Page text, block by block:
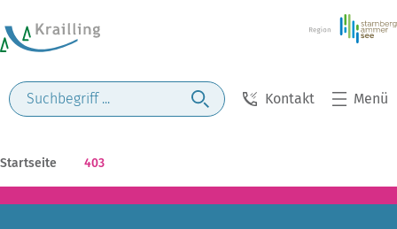
Kontakt Menü
Startseite 403